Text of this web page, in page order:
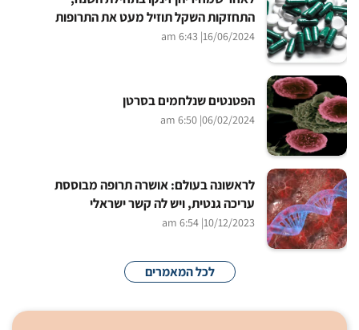
התחזקות השקל תוזיל מעט את התרופות
16/06/2024
| 6:43 am
הפטנטים שנלחמים בסרטן
06/02/2024
| 6:50 am
לראשונה בעולם: אושרה תרופה מבוססת
עריכה גנטית, ויש לה קשר ישראלי
10/12/2023
| 6:54 am
לכל המאמרים